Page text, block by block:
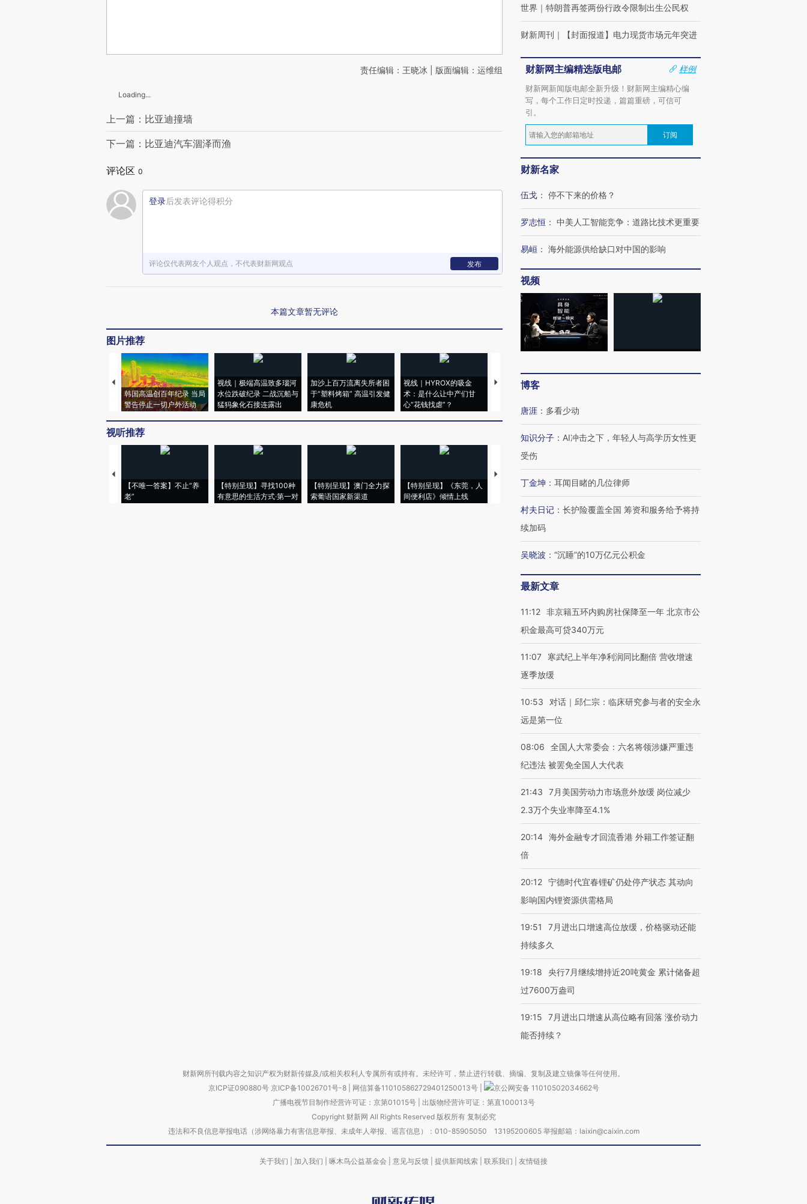
责任编辑：王晓冰 | 版面编辑：运维组
Loading...
上一篇：比亚迪撞墙
下一篇：比亚迪汽车涸泽而渔
评论区 0
登录后发表评论得积分
评论仅代表网友个人观点，不代表财新网观点 发布
本篇文章暂无评论
图片推荐
韩国高温创百年纪录 当局
警告停止一切户外活动
视线｜极端高温致多瑙河
水位跌破纪录 二战沉船与
猛犸象化石接连露出
加沙上百万流离失所者困
于“塑料烤箱” 高温引发健
康危机
视线｜HYROX的吸金
术：是什么让中产们甘
心“花钱找虐”？
马航飞行员跨国走私7万
视听推荐
【不唯一答案】不止“养
老”
【特别呈现】寻找100种
有意思的生活方式·第一对
【特别呈现】澳门全力探
索葡语国家新渠道
【特别呈现】《东莞，人
间便利店》倾情上线
【推广】走进第四届链博
会，让数智科技“链”接产
【特别呈现】寻找100种
有意思的生活方式·第三对
住三大增长引擎是什么？
世界 ｜ 特朗普再签两份行政令限制出生公民权
财新周刊 ｜ 【封面报道】电力现货市场元年突进
财新网主编精选版电邮
样例
财新网新闻版电邮全新升级！财新网主编精心编
写，每个工作日定时投递，篇篇重磅，可信可
引。
订阅
财新名家
伍戈 ： 停不下来的价格？
罗志恒 ： 中美人工智能竞争：道路比技术更重要
易峘 ： 海外能源供给缺口对中国的影响
视频
博客
唐涯 ： 多看少动
知识分子 ： AI冲击之下，年轻人与高学历女性更
受伤
丁金坤 ： 耳闻目睹的几位律师
村夫日记 ： 长护险覆盖全国 筹资和服务给予将持
续加码
吴晓波 ： “沉睡”的10万亿元公积金
最新文章
11:12 非京籍五环内购房社保降至一年 北京市公
积金最高可贷340万元
11:07
寒武纪上半年净利润同比翻倍 营收增速
逐季放缓
10:53
对话｜邱仁宗：临床研究参与者的安全永
远是第一位
08:06
全国人大常委会：六名将领涉嫌严重违
纪违法 被罢免全国人大代表
21:43
7月美国劳动力市场意外放缓 岗位减少
2.3万个失业率降至4.1%
20:14 海外金融专才回流香港 外籍工作签证翻
倍
20:12 宁德时代宜春锂矿仍处停产状态 其动向
影响国内锂资源供需格局
19:51
7月进出口增速高位放缓，价格驱动还能
持续多久
19:18
央行7月继续增持近20吨黄金 累计储备超
过7600万盎司
19:15
7月进出口增速从高位略有回落 涨价动力
能否持续？
财新网所刊载内容之知识产权为财新传媒及/或相关权利人专属所有或持有。未经许可，禁止进行转载、摘编、复制及建立镜像等任何使用。
京ICP证090880号 京ICP备10026701号-8 网信算备110105862729401250013号
京公网安备 11010502034662号
广播电视节目制作经营许可证：京第01015号| 出版物经营许可证：第直100013号
Copyright 财新网 All Rights Reserved 版权所有 复制必究
违法和不良信息举报电话（涉网络暴力有害信息举报、未成年人举报、谣言信息）：010-85905050 13195200605 举报邮箱：laixin@caixin.com
关于我们 加入我们 啄木鸟公益基金会 意见与反馈 提供新闻线索 联系我们 友情链接